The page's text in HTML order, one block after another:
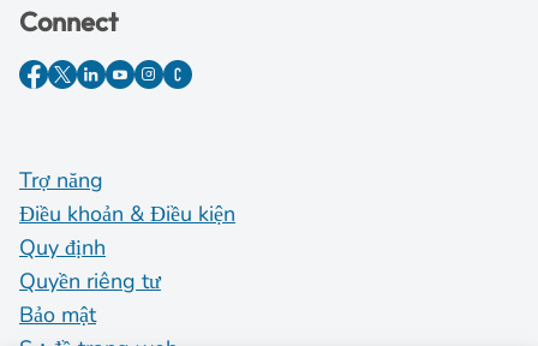
Connect
Trợ năng
Điều khoản & Điều kiện
Quy định
Quyền riêng tư
Bảo mật